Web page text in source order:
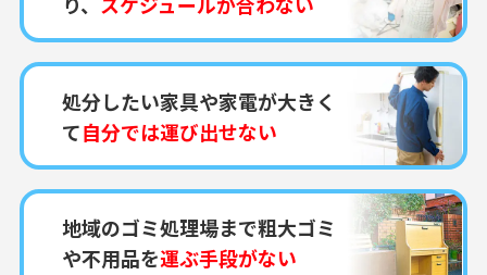
処分したい家具や家電が大きく
て自分では運び出せない
地域のゴミ処理場まで粗大ゴミ
や不用品を運ぶ手段がない